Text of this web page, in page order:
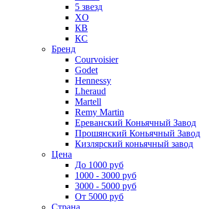
5 звезд
XO
КВ
КС
Бренд
Courvoisier
Godet
Hennessy
Lheraud
Martell
Remy Martin
Ереванский Коньячный Завод
Прошянский Коньячный Завод
Кизлярский коньячный завод
Цена
До 1000 руб
1000 - 3000 руб
3000 - 5000 руб
От 5000 руб
Страна